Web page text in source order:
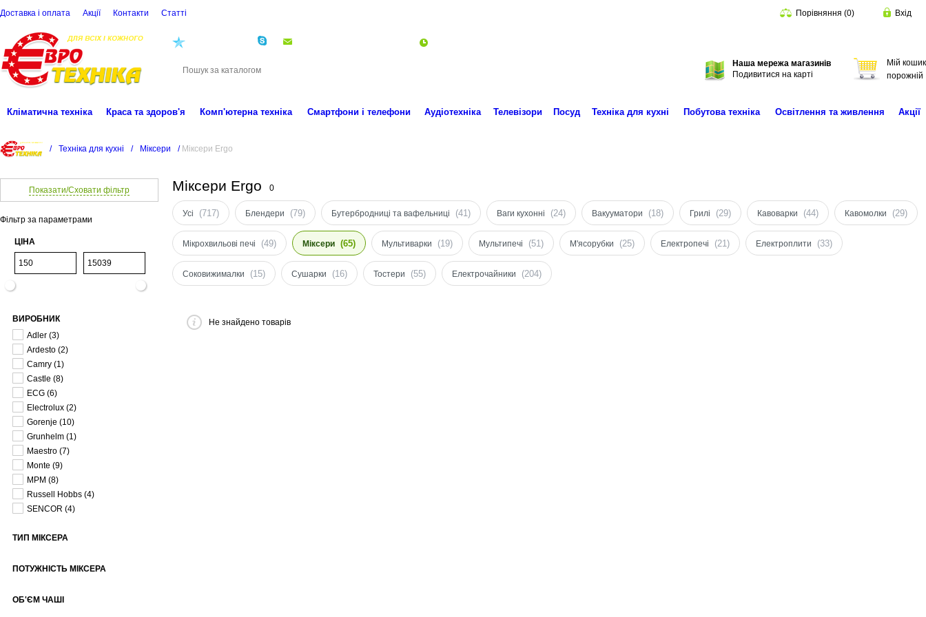
Доставка і оплата Акції Контакти Статті Порівняння (0) Вхід
Наша мережа магазинів
Подивитися на карті
Мій кошик
порожній
Кліматична техніка Краса та здоров'я Комп'ютерна техніка Смартфони і телефони Аудіотехніка Телевізори Посуд Техніка для кухні Побутова техніка Освітлення та живлення Акції
/ Техніка для кухні / Міксери / Міксери Ergo
Показати/Сховати фільтр
Фільтр за параметрами
ЦІНА
ВИРОБНИК
Adler (3)
Ardesto (2)
Camry (1)
Castle (8)
ECG (6)
Electrolux (2)
Gorenje (10)
Grunhelm (1)
Maestro (7)
Monte (9)
MPM (8)
Russell Hobbs (4)
SENCOR (4)
ТИП МІКСЕРА
ПОТУЖНІСТЬ МІКСЕРА
ОБ'ЄМ ЧАШІ
Міксери Ergo 0
Усі (717) Блендери (79) Бутербродниці та вафельниці (41) Ваги кухонні (24) Вакууматори (18) Грилі (29) Кавоварки (44) Кавомолки (29)
Мікрохвильові печі (49) Міксери (65) Мультиварки (19) Мультипечі (51) М'ясорубки (25) Електропечі (21) Електроплити (33)
Соковижималки (15) Сушарки (16) Тостери (55) Електрочайники (204)
Не знайдено товарів